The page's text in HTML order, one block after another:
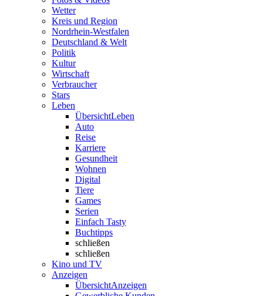
Wetter
Kreis und Region
Nordrhein-Westfalen
Deutschland & Welt
Politik
Kultur
Wirtschaft
Verbraucher
Stars
Leben
ÜbersichtLeben
Auto
Reise
Karriere
Gesundheit
Wohnen
Digital
Tiere
Games
Serien
Einfach Tasty
Buchtipps
schließen
schließen
Kino und TV
Anzeigen
ÜbersichtAnzeigen